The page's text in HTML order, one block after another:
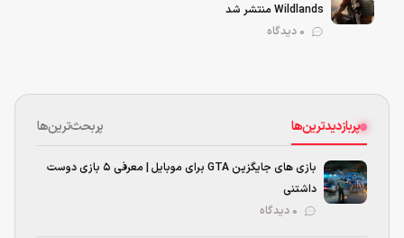
Wildlands منتشر شد
پربازدیدترین‌ها پربحث‌ترین‌ها
بازی های جایگزین GTA برای موبایل | معرفی ۵ بازی دوست
داشتنی